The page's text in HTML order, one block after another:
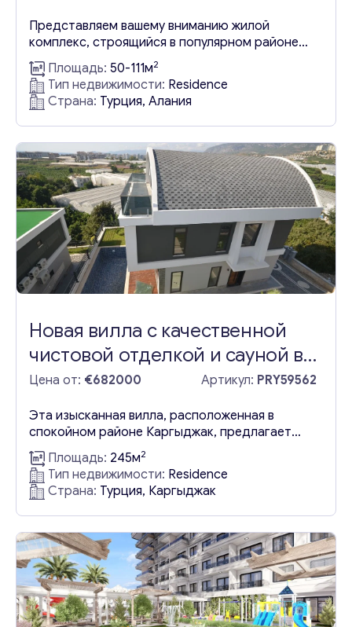
Представляем вашему вниманию жилой
комплекс, строящийся в популярном районе
Демирташ в Алании. Этот новый комплекс,
который станет отличным выбором для тех,
кто ищет апартаменты в Турции Алания
Демирташ, строится на значительном участке
площадью 5 678 квадратных метров и будет
включать два восьмиэтажных здания,
состоящих в общей сложности из 108 квартир.
Расположенный всего в 1,2 километрах...
Площадь: 50-111м2
Тип недвижимости: Residence
Страна: Турция, Алания
Новая вилла с качественной
чистовой отделкой и сауной в
Каргыджаке Алании
Цена от: €682000 Артикул: PRY59562
Эта изысканная вилла, расположенная в
спокойном районе Каргыджак, предлагает
частный бассейн и сауну. Она является частью
престижного комплекса, включающего 9 вилл,
расположенных в охраняемом закрытом
поселке, откуда открываются потрясающие
виды. Это место славится своими
девственными сосновыми лесами, чистым
горным воздухом, атмосферой тишины и
спокойствия, что делает его выдающимся
районом Аланьи. Комплекс обеспечивает
круглосуточную охрану, а...
Площадь: 245м2
Тип недвижимости: Residence
Страна: Турция, Каргыджак